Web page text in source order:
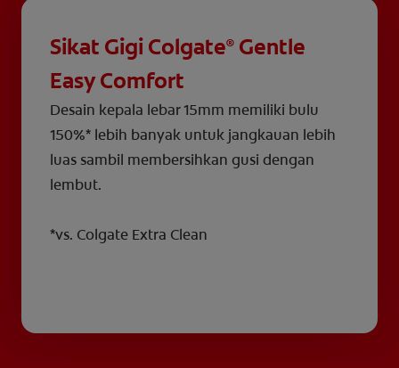
Sikat Gigi Colgate® Gentle
Easy Comfort
Desain kepala lebar 15mm memiliki bulu
150%* lebih banyak untuk jangkauan lebih
luas sambil membersihkan gusi dengan
lembut.
*vs. Colgate Extra Clean